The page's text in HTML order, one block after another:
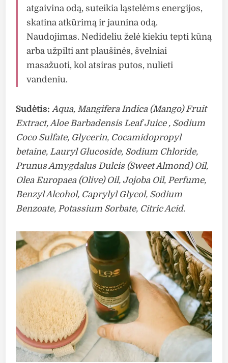
atgaivina odą, suteikia ląstelėms energijos,
skatina atkūrimą ir jaunina odą.
Naudojimas. Nedideliu želė kiekiu tepti kūną
arba užpilti ant plaušinės, švelniai
masažuoti, kol atsiras putos, nulieti
vandeniu.
Sudėtis: Aqua, Mangifera Indica (Mango) Fruit
Extract, Aloe Barbadensis Leaf Juice , Sodium
Coco Sulfate, Glycerin, Cocamidopropyl
betaine, Lauryl Glucoside, Sodium Chloride,
Prunus Amygdalus Dulcis (Sweet Almond) Oil,
Olea Europaea (Olive) Oil, Jojoba Oil, Perfume,
Benzyl Alcohol, Caprylyl Glycol, Sodium
Benzoate, Potassium Sorbate, Citric Acid.